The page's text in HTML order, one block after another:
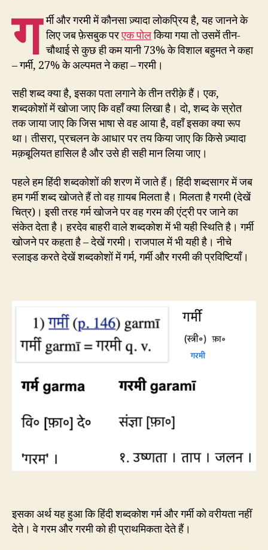
ग र्मी और गरमी में कौनसा ज़्यादा लोकप्रिय है, यह जानने के
लिए जब फ़ेसबुक परएक पोलकिया गया तो उसमें तीन-
चौथाई से कुछ ही कम यानी 73% के विशाल बहुमत ने कहा
– गर्मी, 27% के अल्पमत ने कहा – गरमी।
सही शब्द क्या है, इसका पता लगाने के तीन तरीक़े हैं। एक,
शब्दकोशों में खोजा जाए कि वहाँ क्या लिखा है। दो, शब्द के स्रोत
तक जाया जाए कि जिस भाषा से वह आया है, वहाँ इसका क्या रूप
था। तीसरा, प्रचलन के आधार पर तय किया जाए कि किसे ज़्यादा
मक़बूलियत हासिल है और उसे ही सही मान लिया जाए।
पहले हम हिंदी शब्दकोशों की शरण में जाते हैं। हिंदी शब्दसागर में जब
हम गर्मी शब्द खोजते हैं तो वह ग़ायब मिलता है। मिलता है गरमी (देखें
चित्र)। इसी तरह गर्म खोजने पर वह गरम की एंट्री पर जाने का
संकेत देता है। हरदेव बाहरी वाले शब्दकोश में भी यही स्थिति है। गर्मी
खोजने पर कहता है – देखें गरमी। राजपाल में भी यही है। नीचे
स्लाइड करते देखें शब्दकोशों में गर्म, गर्मी और गरमी की प्रविष्टियाँ।
इसका अर्थ यह हुआ कि हिंदी शब्दकोश गर्म और गर्मी को वरीयता नहीं
देते। वे गरम और गरमी को ही प्राथमिकता देते हैं।